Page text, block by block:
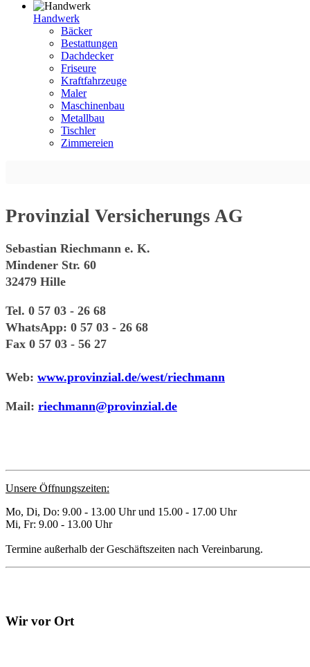
Handwerk
Bäcker
Bestattungen
Dachdecker
Friseure
Kraftfahrzeuge
Maler
Maschinenbau
Metallbau
Tischler
Zimmereien
Provinzial Versicherungs AG
Sebastian Riechmann e. K.
Mindener Str. 60
32479 Hille
Tel. 0 57 03 - 26 68
WhatsApp: 0 57 03 - 26 68
Fax 0 57 03 - 56 27
Web: www.provinzial.de/west/riechmann
Mail: riechmann@provinzial.de
Unsere Öffnungszeiten:
Mo, Di, Do: 9.00 - 13.00 Uhr und 15.00 - 17.00 Uhr
Mi, Fr: 9.00 - 13.00 Uhr
Termine außerhalb der Geschäftszeiten nach Vereinbarung.
Wir vor Ort